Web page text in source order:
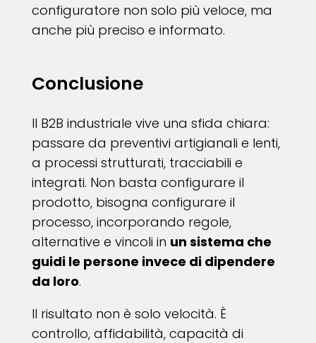
configuratore non solo più veloce, ma
anche più preciso e informato.
Conclusione
Il B2B industriale vive una sfida chiara:
passare da preventivi artigianali e lenti,
a processi strutturati, tracciabili e
integrati. Non basta configurare il
prodotto, bisogna configurare il
processo, incorporando regole,
alternative e vincoli in un sistema che
guidi le persone invece di dipendere
da loro.
Il risultato non è solo velocità. È
controllo, affidabilità, capacità di